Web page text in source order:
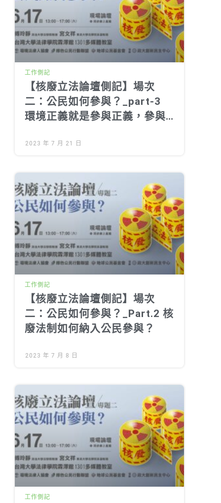
工作側記
【核廢立法論壇側記】場次
二：公民如何參與？_part-3
環境正義就是參與正義，參與
2023 年 7 月 21 日
工作側記
【核廢立法論壇側記】場次
二：公民如何參與？_Part.2 核
廢法制如何納入公民參與？
2023 年 7 月 8 日
工作側記